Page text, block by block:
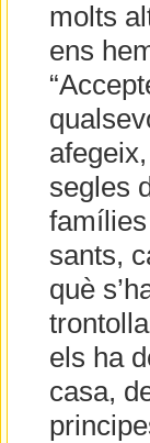
molts
ens
segles
famílies
sants,
què
els ha
casa,